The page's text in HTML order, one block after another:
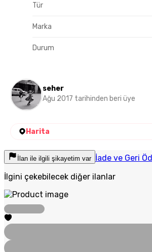
Tür
Marka
Durum
seher
Ağu 2017 tarihinden beri üye
Harita
İlan ile ilgili şikayetim var İade ve Geri
İlgini çekebilecek diğer ilanlar